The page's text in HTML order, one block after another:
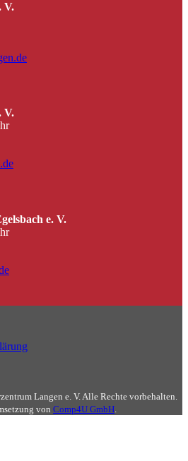
V.
V.
e. V.
Langen e. V. Alle Rechte vorbehalten.
von Comp4U GmbH